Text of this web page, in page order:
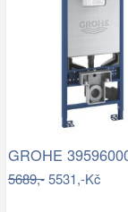
5689,-5531,-Kč